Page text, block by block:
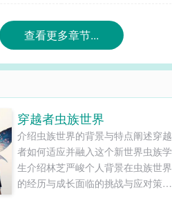
查看更多章节...
穿越者虫族世界
介绍虫族世界的背景与特点阐述穿越
者如何适应并融入这个新世界虫族学
生介绍林芝严峻个人背景在虫族世界
的经历与成长面临的挑战与应对策略